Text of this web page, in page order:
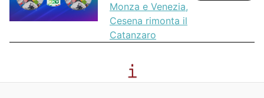
Monza e Venezia,
Cesena rimonta il
Catanzaro